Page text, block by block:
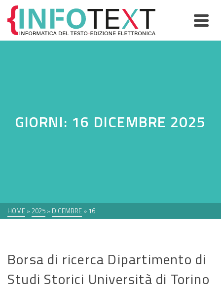
GIORNI: 16 DICEMBRE 2025
HOME » 2025 » DICEMBRE » 16
Borsa di ricerca Dipartimento di
Studi Storici Università di Torino